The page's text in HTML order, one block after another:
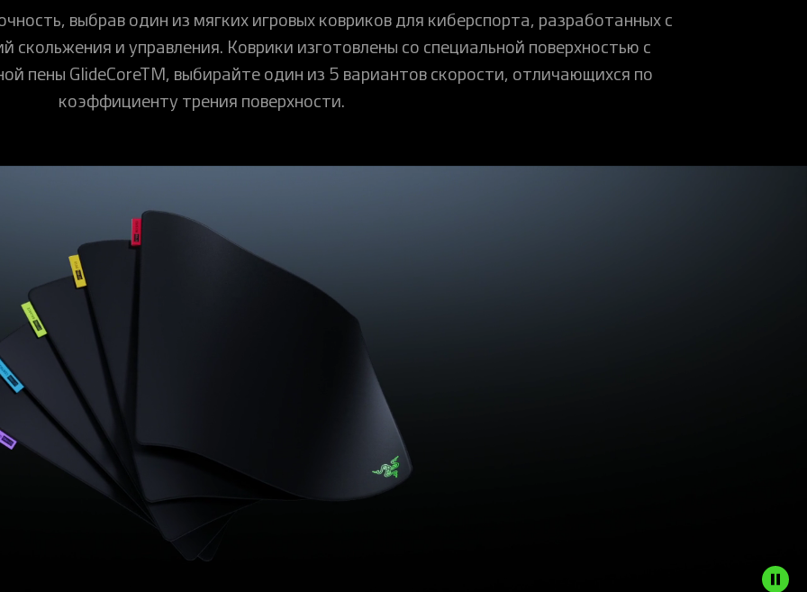
выбрав один из мягких игровых ковриков для киберспорта, разработанных с
скольжения и управления. Коврики изготовлены со специальной поверхностью с
пены GlideCoreTM, выбирайте один из 5 вариантов скорости, отличающихся по
коэффициенту трения поверхности.